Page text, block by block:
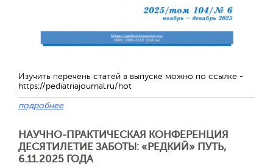
Изучить перечень статей в выпуске можно по ссылке -
https://pediatriajournal.ru/hot
подробнее
НАУЧНО-ПРАКТИЧЕСКАЯ КОНФЕРЕНЦИЯ
ДЕСЯТИЛЕТИЕ ЗАБОТЫ: «РЕДКИЙ» ПУТЬ,
6.11.2025 ГОДА